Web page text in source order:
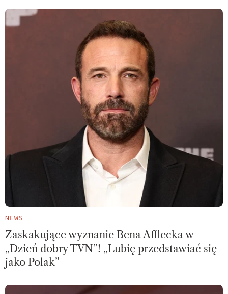
NEWS
Zaskakujące wyznanie Bena Afflecka w
„Dzień dobry TVN”! „Lubię przedstawiać się
jako Polak”